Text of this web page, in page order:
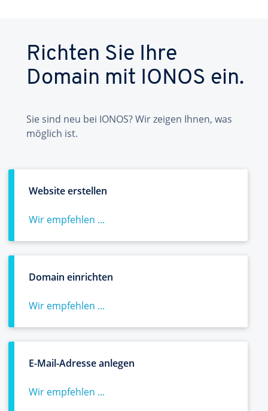
Richten Sie Ihre
Domain mit IONOS ein.
Sie sind neu bei IONOS? Wir zeigen Ihnen, was
möglich ist.
Website erstellen
Wir empfehlen ...
Domain einrichten
Wir empfehlen ...
E-Mail-Adresse anlegen
Wir empfehlen ...